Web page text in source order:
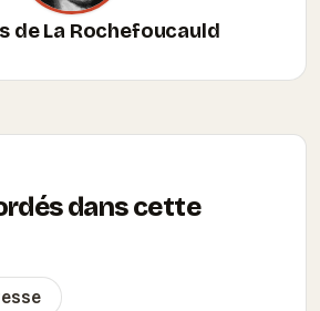
de La Rochefoucauld
dans cette